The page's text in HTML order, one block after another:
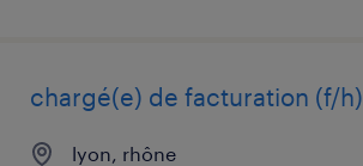
chargé(e) de facturation (f/h)
lyon, rhône